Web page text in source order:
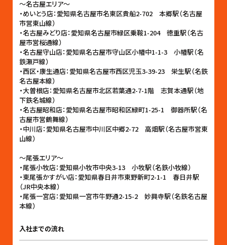
〜名古屋エリア〜
・めいとう店：愛知県名古屋市名東区貴船2-702 本郷駅（名古屋
市営東山線）
・名古屋みどり店：愛知県名古屋市緑区乗鞍1-204 徳重駅（名古
屋市営桜通線）
・名古屋守山店：愛知県名古屋市守山区小幡中1-1-3 小幡駅（名
鉄瀬戸線）
・西区・康生通店：愛知県名古屋市西区児玉3-39-23 栄生駅（名鉄
名古屋本線）
・大曽根店：愛知県名古屋市北区若葉通2-7-1階 志賀本通駅（地
下鉄名城線）
・名古屋昭和店：愛知県名古屋市昭和区緑町1-25-1 御器所駅（名
古屋市営鶴舞線）
・中川店：愛知県名古屋市中川区中郷2-72 高畑駅（名古屋市営東
山線）
〜尾張エリア〜
・尾張小牧店：愛知県小牧市中央3-13 小牧駅（名鉄小牧線）
・東尾張かすがい店：愛知県春日井市東野新町2-1-1 春日井駅
（JR中央本線）
・尾張一宮店：愛知県一宮市牛野通2-15-2 妙興寺駅（名鉄名古屋
本線）
入社までの流れ